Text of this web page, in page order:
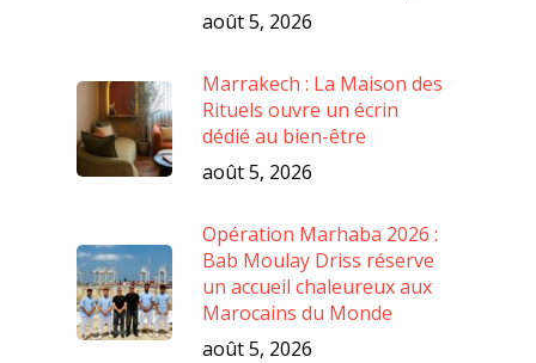
août 5, 2026
Marrakech : La Maison des
Rituels ouvre un écrin
dédié au bien-être
août 5, 2026
Opération Marhaba 2026 :
Bab Moulay Driss réserve
un accueil chaleureux aux
Marocains du Monde
août 5, 2026